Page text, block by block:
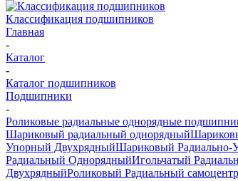
Классификация подшипников
Главная
-
Каталог
-
Каталог подшипников
Подшипники
-
Роликовые радиальные однорядные
Шариковый радиальный однорядный
Упорный ДвухрядныйШариковый Радиально-
Радиальный ОднорядныйИгольчатый
ДвухрядныйРоликовый Радиальный